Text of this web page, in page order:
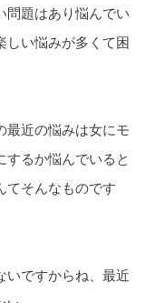
問題はあり悩んでい
しい悩みが多くて困
最近の悩みは女にモ
するか悩んでいると
てそんなものです
いですからね、最近